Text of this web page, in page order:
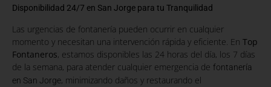
Disponibilidad 24/7 en San Jorge para tu Tranquilidad
Las urgencias de fontanería pueden ocurrir en cualquier
momento y necesitan una intervención rápida y eficiente. En Top
Fontaneros, estamos disponibles las 24 horas del día, los 7 días
de la semana, para atender cualquier emergencia de fontanería
en San Jorge, minimizando daños y restaurando el